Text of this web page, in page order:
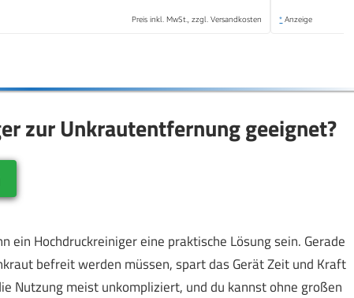
Preis inkl. MwSt., zzgl. Versandkosten * Anzeige
zur Unkrautentfernung geeignet?
Hochdruckreiniger eine praktische Lösung sein. Gerade
befreit werden müssen, spart das Gerät Zeit und Kraft
Nutzung meist unkompliziert, und du kannst ohne großen